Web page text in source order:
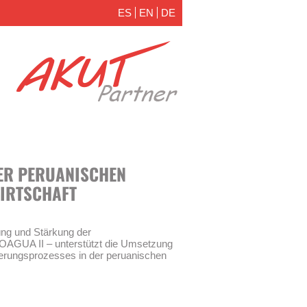
ES EN DE
PERUANISCHEN
und Stärkung der
II – unterstützt die Umsetzung
in der peruanischen
und die Schaffung der neuen